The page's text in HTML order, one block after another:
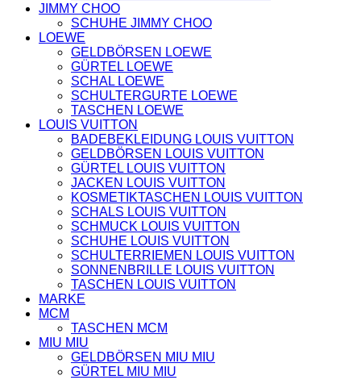
MONCLER
HOODIES UND
JACKEN
KOPFBEDCKUNGEN
SCHALS
SCHUHE
JIMMY CHOO
SCHUHE JIMMY CHOO
LOEWE
GELDBÖRSEN LOEWE
GÜRTEL LOEWE
SCHAL LOEWE
SCHULTERGURTE LOEWE
TASCHEN LOEWE
LOUIS VUITTON
BADEBEKLEIDUNG LOUIS VUITTON
GELDBÖRSEN LOUIS VUITTON
GÜRTEL LOUIS VUITTON
JACKEN LOUIS VUITTON
KOSMETIKTASCHEN LOUIS VUITTON
SCHALS LOUIS VUITTON
SCHMUCK LOUIS VUITTON
SCHUHE LOUIS VUITTON
SCHULTERRIEMEN LOUIS VUITTON
SONNENBRILLE LOUIS VUITTON
TASCHEN LOUIS VUITTON
MARKE
MCM
TASCHEN MCM
MIU MIU
GELDBÖRSEN MIU MIU
GÜRTEL MIU MIU